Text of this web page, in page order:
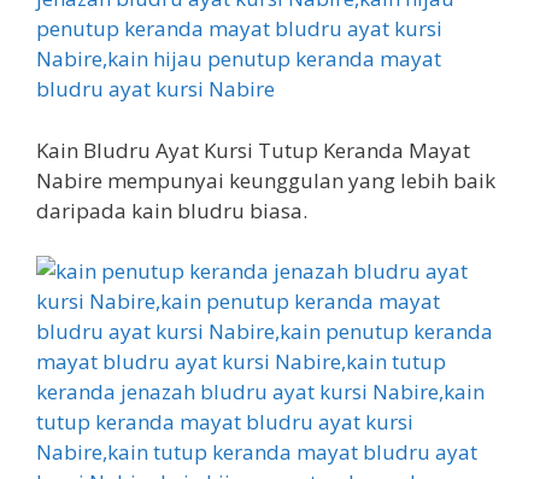
Kain Bludru Ayat Kursi Tutup Keranda Mayat
Nabire mempunyai keunggulan yang lebih baik
daripada kain bludru biasa.